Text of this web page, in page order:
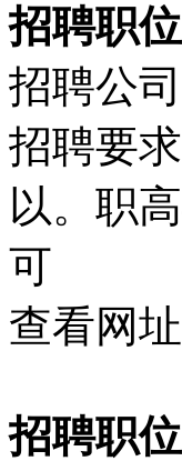
招聘职
招聘公
招聘要
以。职
可
查看网址
招聘职